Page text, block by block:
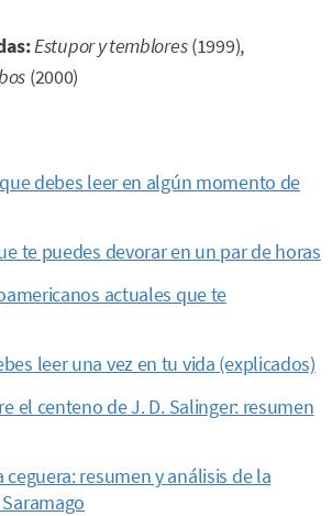
Estupor y temblores(1999),
(2000)
debes leer en algún momento de
te puedes devorar en un par de horas
actuales que te
leer una vez en tu vida (explicados)
el centeno de J. D. Salinger: resumen
ceguera: resumen y análisis de la